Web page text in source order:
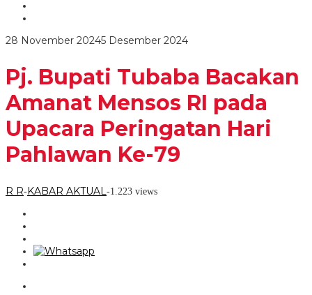
pada
Upacara
Hari
Pahlawan
79
28 November 20245 Desember 2024oleh
Pj. Bupati Tubaba Bacakan
Amanat Mensos RI pada
Upacara Peringatan Hari
Pahlawan Ke-79
R R-KABAR AKTUAL-1.223 views